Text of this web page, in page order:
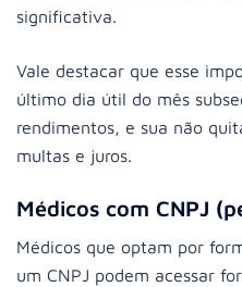
significativa.
Vale destacar que esse
último dia útil do mês
rendimentos, e sua não
multas e juros.
Médicos com CNPJ
Médicos que optam por
um CNPJ podem acessar